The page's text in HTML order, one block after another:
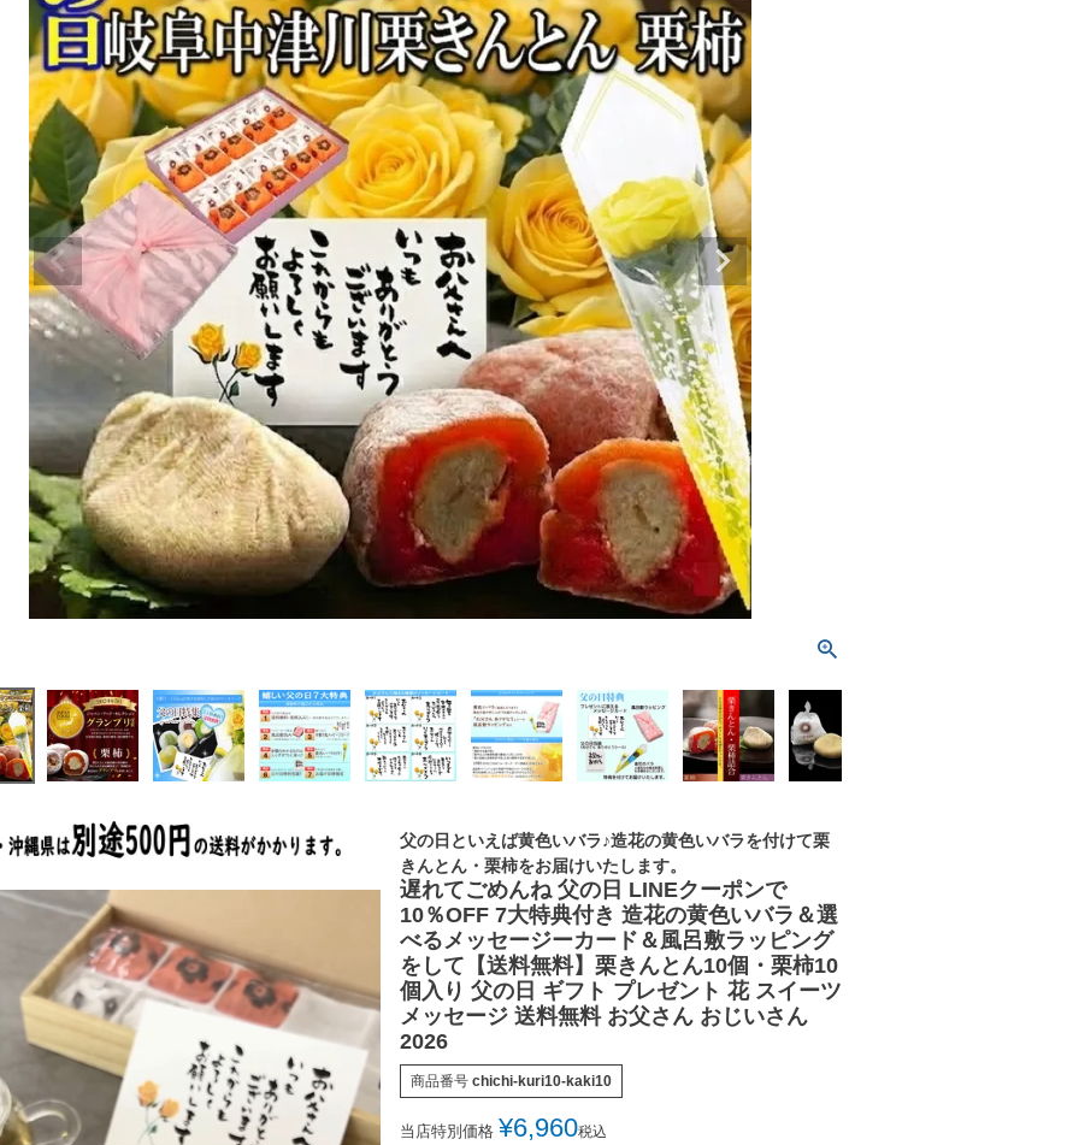
父の日といえば黄色いバラ♪造花の黄色いバラを付けて栗
きんとん・栗柿をお届けいたします。
遅れてごめんね 父の日 LINEクーポンで
10％OFF 7大特典付き 造花の黄色いバラ＆選
べるメッセージーカード＆風呂敷ラッピング
をして【送料無料】栗きんとん10個・栗柿10
個入り 父の日 ギフト プレゼント 花 スイーツ
メッセージ 送料無料 お父さん おじいさん
2026
商品番号 chichi-kuri10-kaki10
当店特別価格 ¥6,960税込